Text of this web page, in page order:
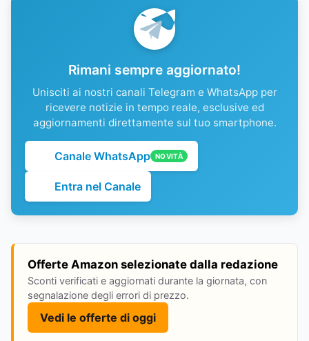
Rimani sempre aggiornato!
Unisciti ai nostri canali Telegram e WhatsApp per
ricevere notizie in tempo reale, esclusive ed
aggiornamenti direttamente sul tuo smartphone.
Canale WhatsApp NOVITÀ
Entra nel Canale
Offerte Amazon selezionate dalla redazione
Sconti verificati e aggiornati durante la giornata, con
segnalazione degli errori di prezzo.
Vedi le offerte di oggi